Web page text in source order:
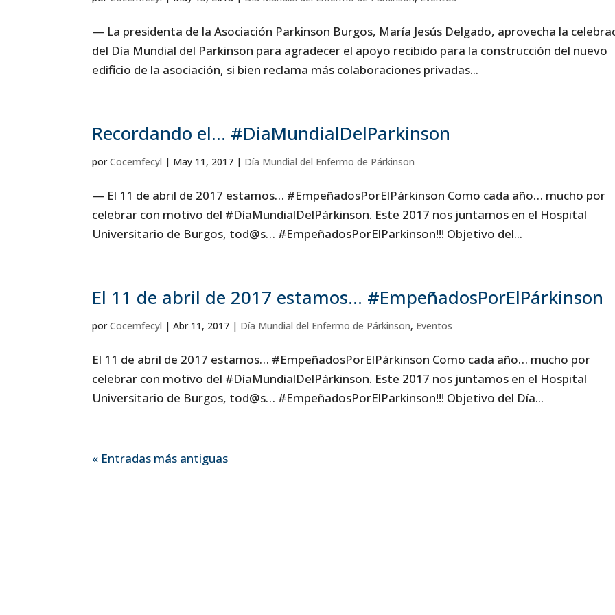
— La presidenta de la Asociación Parkinson Burgos, María Jesús Delgado, aprovecha la
del Día Mundial del Parkinson para agradecer el apoyo recibido para la construcción del nuevo
edificio de la asociación, si bien reclama más colaboraciones privadas...
Recordando el… #DiaMundialDelParkinson
porCocemfecyl | May 11, 2017 | Día Mundial del Enfermo de Párkinson
— El 11 de abril de 2017 estamos… #EmpeñadosPorElPárkinson Como cada año… mucho por
celebrar con motivo del #DíaMundialDelPárkinson. Este 2017 nos juntamos en el Hospital
Universitario de Burgos, tod@s… #EmpeñadosPorElParkinson!!! Objetivo del...
El 11 de abril de 2017 estamos… #EmpeñadosPorElPárkinson
porCocemfecyl |Abr 11, 2017 | Día Mundial del Enfermo de Párkinson, Eventos
El 11 de abril de 2017 estamos… #EmpeñadosPorElPárkinson Como cada año… mucho por
celebrar con motivo del #DíaMundialDelPárkinson. Este 2017 nos juntamos en el Hospital
Universitario de Burgos, tod@s… #EmpeñadosPorElParkinson!!! Objetivo del Día...
« Entradas más antiguas